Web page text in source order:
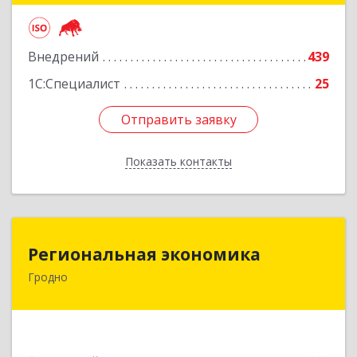
Внедрений
439
1С:Специалист
25
Отправить заявку
Показать контакты
Отправить заявку
Назад
Региональная экономика
Гродно
БЕЛАРУСЬ , 230002, г.Гродно, ул.Богуцкого, д.5,